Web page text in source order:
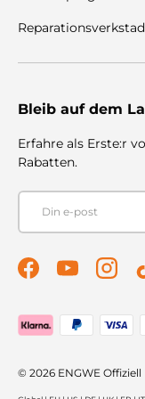
Bleib auf dem
Erfahre als Erste:r
Rabatten.
E-post
FacebookYouTube
© 2026 ENGWE Offiziell